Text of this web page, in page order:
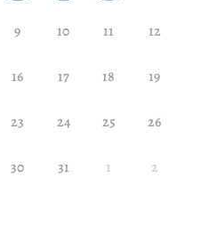
9 10 11 12
16 17 18 19
23 24 25 26
30 31 1 2